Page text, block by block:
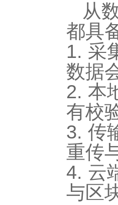
从
都具
1. 采
数据
2. 本
有校
3. 传
重传
4. 云
与区